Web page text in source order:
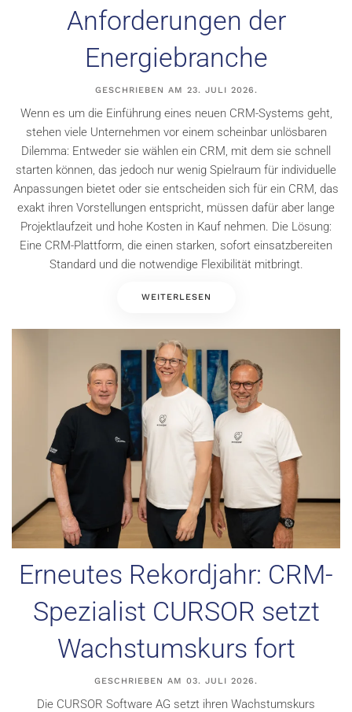
Anforderungen der
Energiebranche
GESCHRIEBEN AM 23. JULI 2026.
Wenn es um die Einführung eines neuen CRM-Systems geht,
stehen viele Unternehmen vor einem scheinbar unlösbaren
Dilemma: Entweder sie wählen ein CRM, mit dem sie schnell
starten können, das jedoch nur wenig Spielraum für individuelle
Anpassungen bietet oder sie entscheiden sich für ein CRM, das
exakt ihren Vorstellungen entspricht, müssen dafür aber lange
Projektlaufzeit und hohe Kosten in Kauf nehmen. Die Lösung:
Eine CRM-Plattform, die einen starken, sofort einsatzbereiten
Standard und die notwendige Flexibilität mitbringt.
WEITERLESEN
Erneutes Rekordjahr: CRM-
Spezialist CURSOR setzt
Wachstumskurs fort
GESCHRIEBEN AM 03. JULI 2026.
Die CURSOR Software AG setzt ihren Wachstumskurs